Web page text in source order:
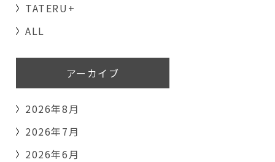
TATERU+
ALL
アーカイブ
2026年8月
2026年7月
2026年6月